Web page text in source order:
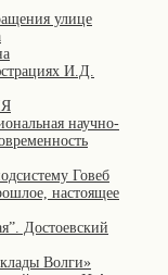
улице
И.Д.
научно-
Говеб
настоящее
Достоевский
Волги»